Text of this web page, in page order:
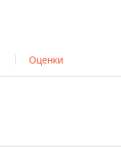
Оценки